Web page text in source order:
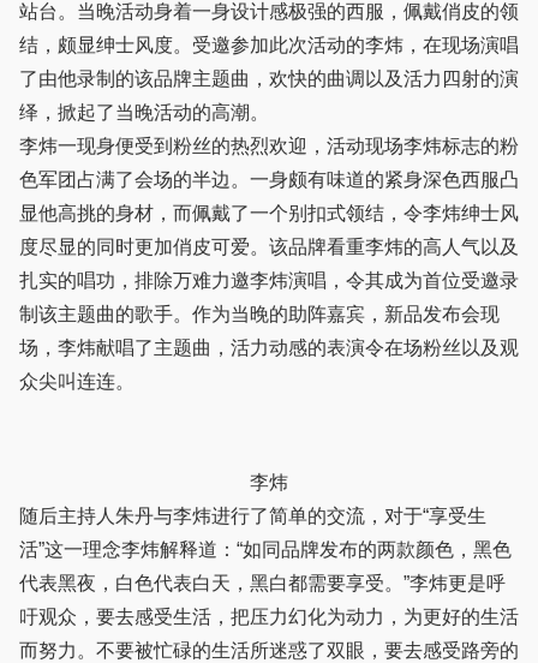
站台。当晚活动身着一身设计感极强的西服，佩戴俏皮的领
结，颇显绅士风度。受邀参加此次活动的李炜，在现场演唱
了由他录制的该品牌主题曲，欢快的曲调以及活力四射的演
绎，掀起了当晚活动的高潮。
李炜一现身便受到粉丝的热烈欢迎，活动现场李炜标志的粉
色军团占满了会场的半边。一身颇有味道的紧身深色西服凸
显他高挑的身材，而佩戴了一个别扣式领结，令李炜绅士风
度尽显的同时更加俏皮可爱。该品牌看重李炜的高人气以及
扎实的唱功，排除万难力邀李炜演唱，令其成为首位受邀录
制该主题曲的歌手。作为当晚的助阵嘉宾，新品发布会现
场，李炜献唱了主题曲，活力动感的表演令在场粉丝以及观
众尖叫连连。
李炜
随后主持人朱丹与李炜进行了简单的交流，对于“享受生
活”这一理念李炜解释道：“如同品牌发布的两款颜色，黑色
代表黑夜，白色代表白天，黑白都需要享受。”李炜更是呼
吁观众，要去感受生活，把压力幻化为动力，为更好的生活
而努力。不要被忙碌的生活所迷惑了双眼，要去感受路旁的